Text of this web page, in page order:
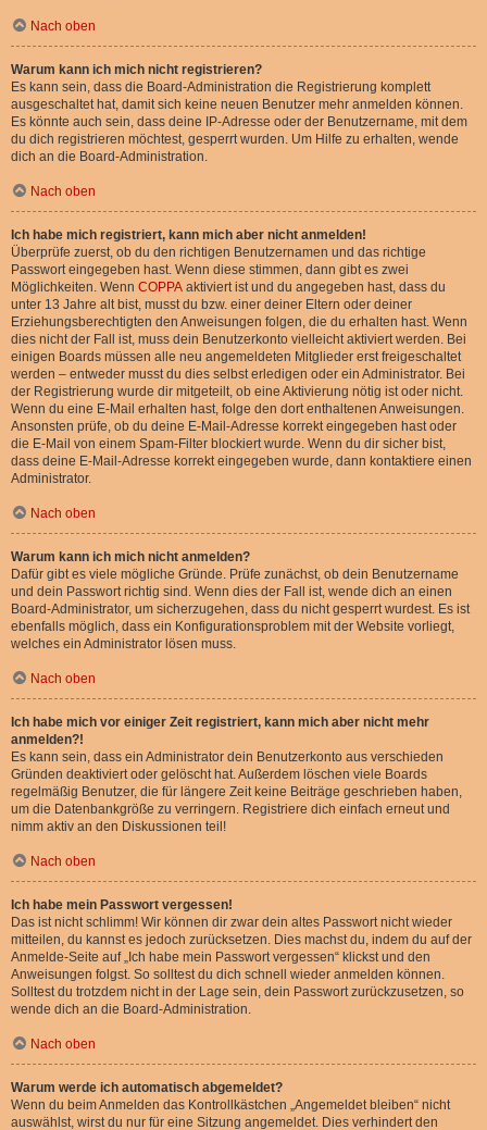
Nach oben
Warum kann ich mich nicht registrieren?
Es kann sein, dass die Board-Administration die Registrierung komplett
ausgeschaltet hat, damit sich keine neuen Benutzer mehr anmelden können.
Es könnte auch sein, dass deine IP-Adresse oder der Benutzername, mit dem
du dich registrieren möchtest, gesperrt wurden. Um Hilfe zu erhalten, wende
dich an die Board-Administration.
Nach oben
Ich habe mich registriert, kann mich aber nicht anmelden!
Überprüfe zuerst, ob du den richtigen Benutzernamen und das richtige
Passwort eingegeben hast. Wenn diese stimmen, dann gibt es zwei
Möglichkeiten. Wenn COPPA aktiviert ist und du angegeben hast, dass du
unter 13 Jahre alt bist, musst du bzw. einer deiner Eltern oder deiner
Erziehungsberechtigten den Anweisungen folgen, die du erhalten hast. Wenn
dies nicht der Fall ist, muss dein Benutzerkonto vielleicht aktiviert werden. Bei
einigen Boards müssen alle neu angemeldeten Mitglieder erst freigeschaltet
werden – entweder musst du dies selbst erledigen oder ein Administrator. Bei
der Registrierung wurde dir mitgeteilt, ob eine Aktivierung nötig ist oder nicht.
Wenn du eine E-Mail erhalten hast, folge den dort enthaltenen Anweisungen.
Ansonsten prüfe, ob du deine E-Mail-Adresse korrekt eingegeben hast oder
die E-Mail von einem Spam-Filter blockiert wurde. Wenn du dir sicher bist,
dass deine E-Mail-Adresse korrekt eingegeben wurde, dann kontaktiere einen
Administrator.
Nach oben
Warum kann ich mich nicht anmelden?
Dafür gibt es viele mögliche Gründe. Prüfe zunächst, ob dein Benutzername
und dein Passwort richtig sind. Wenn dies der Fall ist, wende dich an einen
Board-Administrator, um sicherzugehen, dass du nicht gesperrt wurdest. Es ist
ebenfalls möglich, dass ein Konfigurationsproblem mit der Website vorliegt,
welches ein Administrator lösen muss.
Nach oben
Ich habe mich vor einiger Zeit registriert, kann mich aber nicht mehr
anmelden?!
Es kann sein, dass ein Administrator dein Benutzerkonto aus verschieden
Gründen deaktiviert oder gelöscht hat. Außerdem löschen viele Boards
regelmäßig Benutzer, die für längere Zeit keine Beiträge geschrieben haben,
um die Datenbankgröße zu verringern. Registriere dich einfach erneut und
nimm aktiv an den Diskussionen teil!
Nach oben
Ich habe mein Passwort vergessen!
Das ist nicht schlimm! Wir können dir zwar dein altes Passwort nicht wieder
mitteilen, du kannst es jedoch zurücksetzen. Dies machst du, indem du auf der
Anmelde-Seite auf „Ich habe mein Passwort vergessen“ klickst und den
Anweisungen folgst. So solltest du dich schnell wieder anmelden können.
Solltest du trotzdem nicht in der Lage sein, dein Passwort zurückzusetzen, so
wende dich an die Board-Administration.
Nach oben
Warum werde ich automatisch abgemeldet?
Wenn du beim Anmelden das Kontrollkästchen „Angemeldet bleiben“ nicht
auswählst, wirst du nur für eine Sitzung angemeldet. Dies verhindert den